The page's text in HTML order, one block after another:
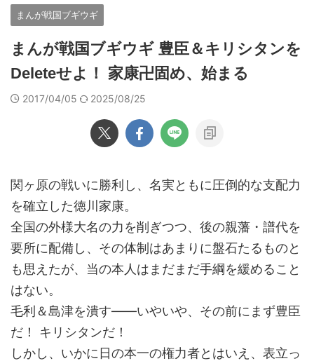
まんが戦国ブギウギ
まんが戦国ブギウギ 豊臣＆キリシタンを
Deleteせよ！ 家康卍固め、始まる
2017/04/05 2025/08/25
関ヶ原の戦いに勝利し、名実ともに圧倒的な支配力
を確立した徳川家康。
全国の外様大名の力を削ぎつつ、後の親藩・譜代を
要所に配備し、その体制はあまりに盤石たるものと
も思えたが、当の本人はまだまだ手綱を緩めること
はない。
毛利＆島津を潰す――いやいや、その前にまず豊臣
だ！ キリシタンだ！
しかし、いかに日の本一の権力者とはいえ、表立っ